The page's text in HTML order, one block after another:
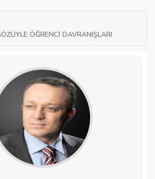
ÖĞRENCİ DAVRANIŞLARI